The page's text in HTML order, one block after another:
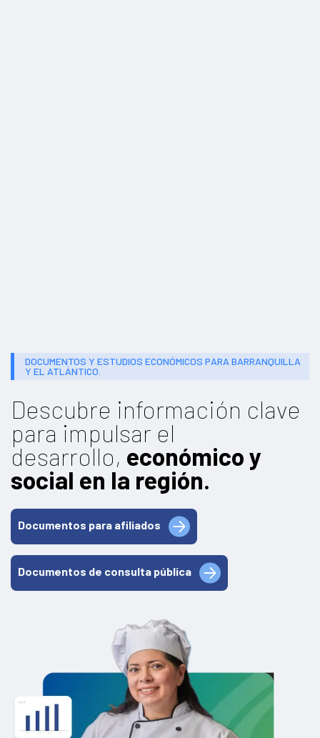
DOCUMENTOS Y ESTUDIOS ECONÓMICOS PARA BARRANQUILLA
Y EL ATLÁNTICO.
Descubre información clave
para impulsar el
desarrollo, económico y
social en la región.
Documentos para afiliados
Documentos de consulta pública